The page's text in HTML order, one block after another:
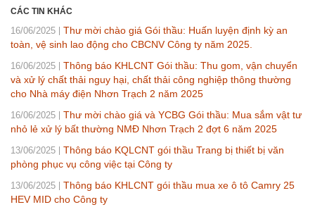
CÁC TIN KHÁC
16/06/2025
Thư mời chào giá Gói thầu: Huấn luyện định kỳ an
toàn, vệ sinh lao động cho CBCNV Công ty năm 2025.
16/06/2025
Thông báo KHLCNT Gói thầu: Thu gom, vận chuyển
và xử lý chất thải nguy hại, chất thải công nghiệp thông thường
cho Nhà máy điện Nhơn Trạch 2 năm 2025
16/06/2025
Thư mời chào giá và YCBG Gói thầu: Mua sắm vật tư
nhỏ lẻ xử lý bất thường NMĐ Nhơn Trạch 2 đợt 6 năm 2025
13/06/2025
Thông báo KQLCNT gói thầu Trang bị thiết bị văn
phòng phục vụ công việc tại Công ty
13/06/2025
Thông báo KHLCNT gói thầu mua xe ô tô Camry 25
HEV MID cho Công ty